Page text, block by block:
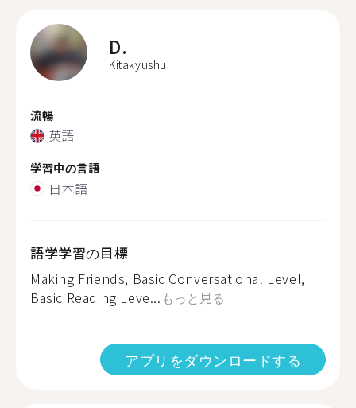
D.
Kitakyushu
流暢
英語
学習中の言語
日本語
語学学習の目標
Making Friends, Basic Conversational Level,
Basic Reading Leve... もっと見る
アプリをダウンロードする